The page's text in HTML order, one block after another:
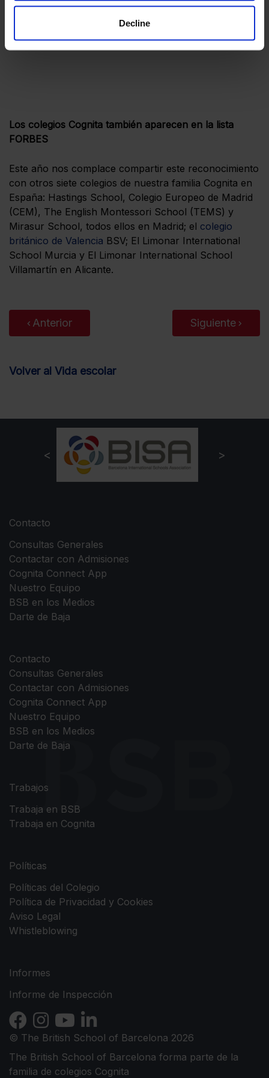
Decline
Los colegios Cognita también aparecen en la lista
FORBES
Este año nos complace compartir este reconocimiento
con otros siete colegios de nuestra familia Cognita en
España: Hastings School, Colegio Europeo de Madrid
(CEM), The English Montessori School (TEMS) y
Mirasur School, todos ellos en Madrid; el colegio
británico de Valencia BSV; El Limonar International
School Murcia y El Limonar International School
Villamartín en Alicante.
Anterior Siguiente
Volver al Vida escolar
Contacto
Consultas Generales
Contactar con Admisiones
Cognita Connect App
Nuestro Equipo
BSB en los Medios
Darte de Baja
Contacto
Consultas Generales
Contactar con Admisiones
Cognita Connect App
Nuestro Equipo
BSB en los Medios
Darte de Baja
Trabajos
Trabaja en BSB
Trabaja en Cognita
Políticas
Políticas del Colegio
Política de Privacidad y Cookies
Aviso Legal
Whistleblowing
Informes
Informe de Inspección
© The British School of Barcelona 2026
The British School of Barcelona forma parte de la
familia de colegios Cognita